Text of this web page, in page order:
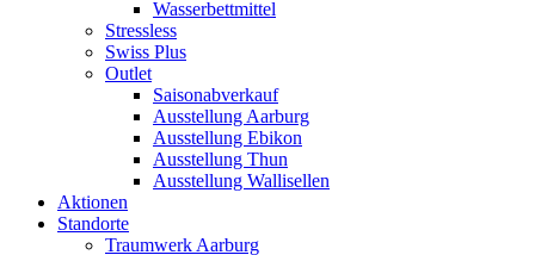
Wasserbettmittel
Stressless
Swiss Plus
Outlet
Saisonabverkauf
Ausstellung Aarburg
Ausstellung Ebikon
Ausstellung Thun
Ausstellung Wallisellen
Aktionen
Standorte
Traumwerk Aarburg